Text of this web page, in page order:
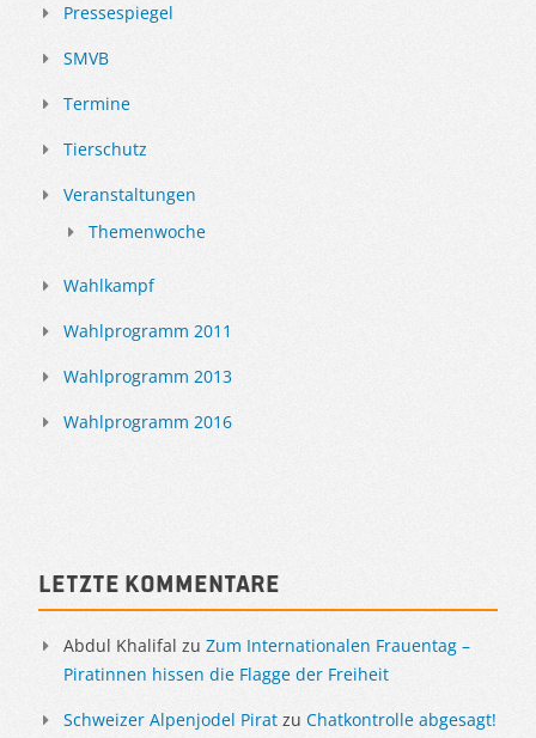
Pressespiegel
SMVB
Termine
Tierschutz
Veranstaltungen
Themenwoche
Wahlkampf
Wahlprogramm 2011
Wahlprogramm 2013
Wahlprogramm 2016
Letzte Kommentare
Abdul Khalifal zu Zum Internationalen Frauentag –
Piratinnen hissen die Flagge der Freiheit
Schweizer Alpenjodel Pirat zu Chatkontrolle abgesagt!